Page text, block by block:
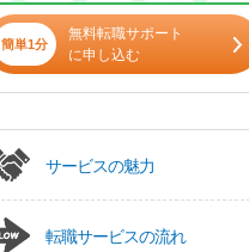
簡単1分
無料転職サポート
に申し込む
サービスの魅力
転職サービスの流れ